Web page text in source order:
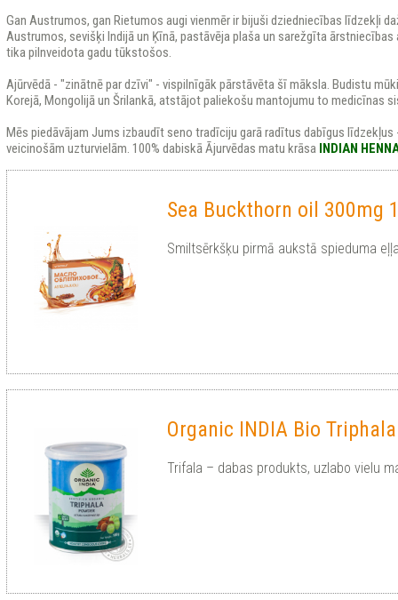
Gan Austrumos, gan Rietumos augi vienmēr ir bijuši dziedniecības līdzekļi
Austrumos, sevišķi Indijā un Ķīnā, pastāvēja plaša un sarežgīta
tika pilnveidota gadu tūkstošos.
Ajūrvēdā - "zinātnē par dzīvi" - vispilnīgāk pārstāvēta šī māksla. Budistu
Korejā, Mongolijā un Šrilankā, atstājot paliekošu mantojumu to medicīnas
Mēs piedāvājam Jums izbaudīt seno tradīciju garā radītus dabīgus
veicinošām uzturvielām. 100% dabiskā Ājurvēdas matu krāsa INDIAN
Sea Buckthorn oil 300mg
Smiltsērkšķu pirmā aukstā spieduma
Organic INDIA Bio
Trifala – dabas produkts, uzlabo vielu